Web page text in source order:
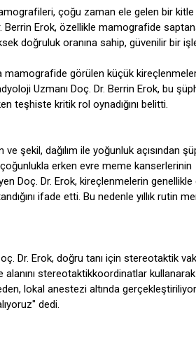
çoğu zaman ele gelen bir kitle
Berrin Erok, özellikle mamografide
doğruluk oranına sahip, güvenilir bir
mamografide görülen küçük
Uzmanı Doç. Dr. Berrin Erok, bu
teşhiste kritik rol oynadığını belitti.
şekil, dağılım ile yoğunluk açısından
çoğunlukla erken evre meme kanserlerinin
Doç. Dr. Erok, kireçlenmelerin genellikle
ifade etti. Bu nedenle yıllık rutin
Dr. Erok, doğru tanı için stereotaktik
stereotaktikkoordinatlar
lokal anestezi altında
dedi.